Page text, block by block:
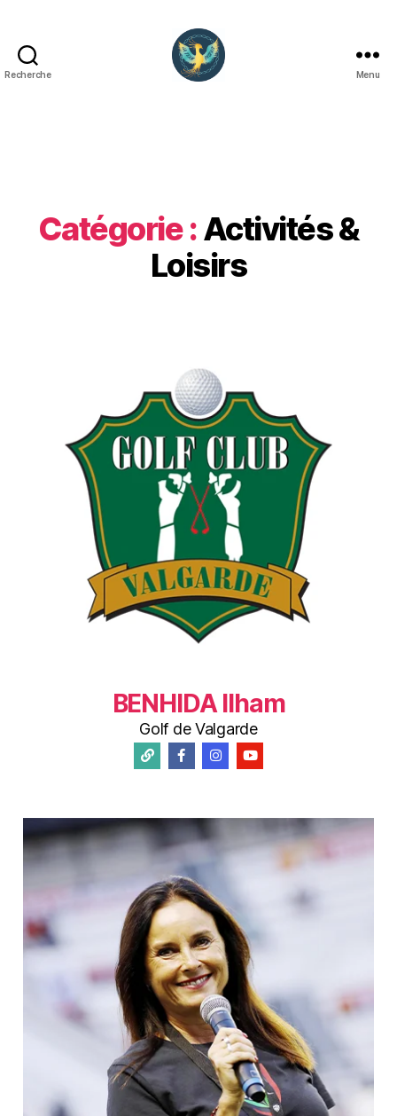
Recherche Menu
Catégorie :Activités &
Loisirs
BENHIDA Ilham
Golf de Valgarde